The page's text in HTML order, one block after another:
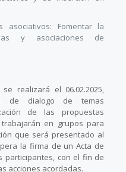
asociativos: Fomentar la
y asociaciones de
realizará el 06.02.2025,
de dialogo de temas
de las propuestas
en grupos para
que será presentado al
la firma de un Acta de
participantes, con el fin de
acciones acordadas.